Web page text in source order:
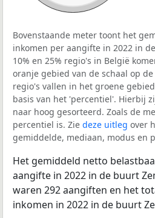
Bovenstaande meter toont het
inkomen per aangifte in 2022 in
10% en 25% regio's in België
oranje gebied van de schaal op de
regio's vallen in het groene
basis van het 'percentiel'. Hierbij
naar hoog gesorteerd. Zoals de
percentiel is. Zie deze uitleg over
gemiddelde, mediaan, modus en
Het gemiddeld netto
aangifte in 2022 in de buurt
waren 292 aangiften en het
inkomen in 2022 in de buurt